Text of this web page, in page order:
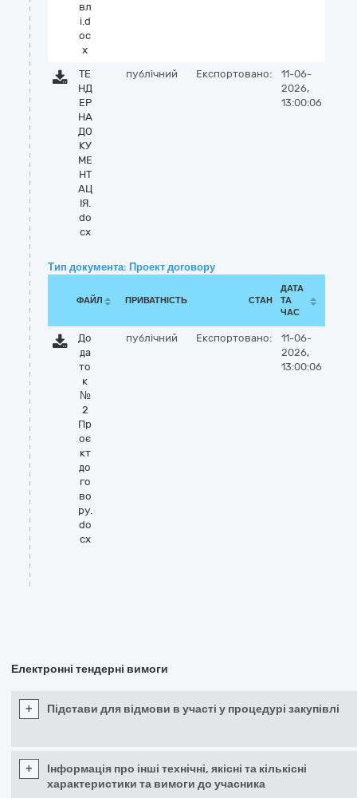
вл
і.d
oc
x
ТЕ
НД
ЕР
НА
ДО
КУ
МЕ
НТ
АЦ
ІЯ.
do
cx
публічний Експортовано:
11-06-
2026,
13:00:06
Тип документа: Проект договору
ФАЙЛ ПРИВАТНІСТЬ СТАН
ДАТА
ТА
ЧАС
До
да
то
к
№
2
Пр
оє
кт
до
го
во
ру.
do
cx
публічний Експортовано:
11-06-
2026,
13:00:06
Електронні тендерні вимоги
+ Підстави для відмови в участі у процедурі закупівлі
+
Інформація про інші технічні, якісні та кількісні
характеристики та вимоги до учасника